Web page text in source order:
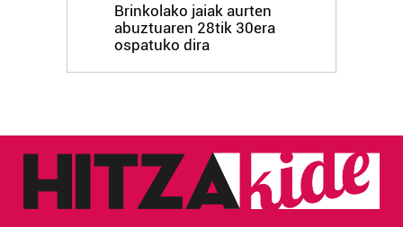
Brinkolako jaiak aurten
abuztuaren 28tik 30era
ospatuko dira